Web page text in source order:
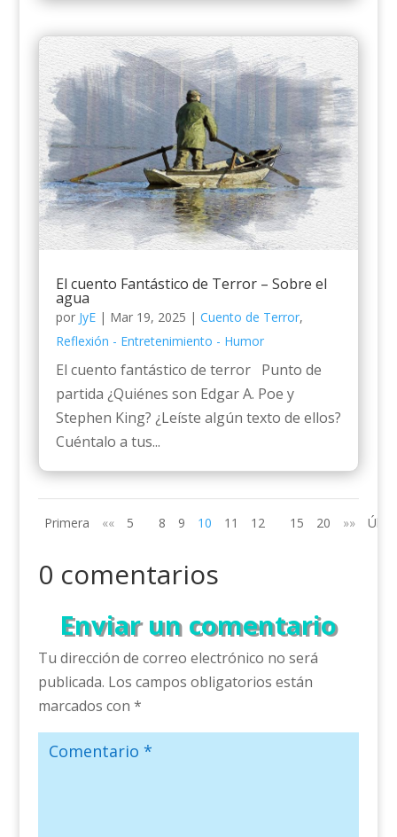
El cuento Fantástico de Terror – Sobre el
agua
por JyE| Mar 19, 2025 | Cuento de Terror,
Reflexión - Entretenimiento - Humor
El cuento fantástico de terror Punto de
partida ¿Quiénes son Edgar A. Poe y
Stephen King? ¿Leíste algún texto de ellos?
Cuéntalo a tus...
Primera «« 5 8 9 10 11 12 15 20 »»
0 comentarios
Enviar un comentario
Tu dirección de correo electrónico no será
publicada. Los campos obligatorios están
marcados con *